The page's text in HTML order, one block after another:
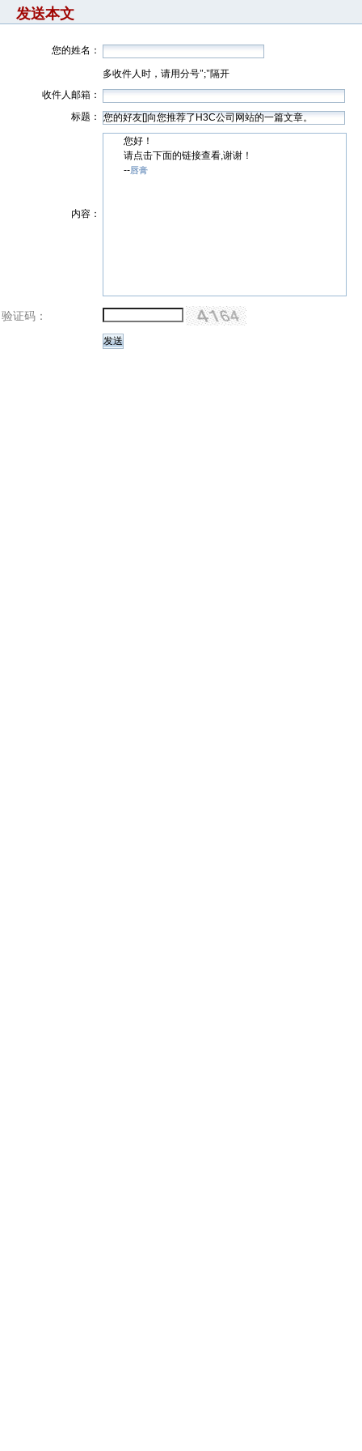
发送本文
您的姓名：
多收件人时，请用分号";"隔开
收件人邮箱：
标题：
内容：
您好！
请点击下面的链接查看,谢谢！
--唇膏
验证码：